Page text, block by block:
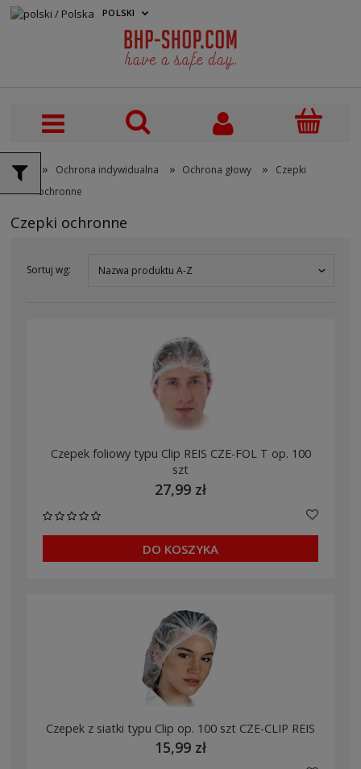
» Ochrona indywidualna » Ochrona głowy »
Czepki
ochronne
POLSKI
Czepki ochronne
Sortuj wg: Nazwa produktu A-Z
Czepek foliowy typu Clip REIS CZE-FOL T op. 100
szt
27,99 zł
DO KOSZYKA
Czepek z siatki typu Clip op. 100 szt CZE-CLIP REIS
15,99 zł